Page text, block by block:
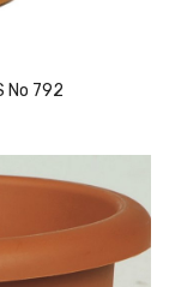
No 792